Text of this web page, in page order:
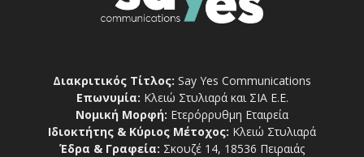
Διακριτικός Τίτλος: Say Yes Communications
Επωνυμία: Κλειώ Στυλιαρά και ΣΙΑ Ε.Ε.
Νομική Μορφή: Ετερόρρυθμη Εταιρεία
Ιδιοκτήτης & Κύριος Μέτοχος: Κλειώ Στυλιαρά
Έδρα & Γραφεία: Σκουζέ 14, 18536 Πειραιάς